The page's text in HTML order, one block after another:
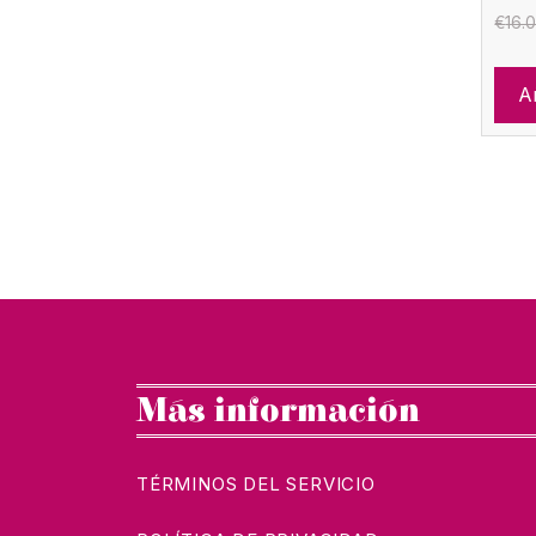
€
Más información
TÉRMINOS DEL SERVICIO